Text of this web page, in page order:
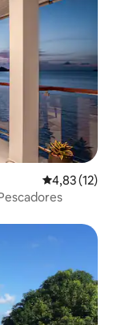
Classificação
4,83 (12)